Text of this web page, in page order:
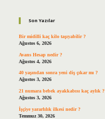
Son Yazılar
Bir midilli kaç kilo taşıyabilir ?
Ağustos 6, 2026
Avans Hesap nedir ?
Ağustos 4, 2026
40 yaşından sonra yeni diş çıkar mı ?
Ağustos 3, 2026
21 numara bebek ayakkabısı kaç aylık ?
Ağustos 3, 2026
İşçiye yararlılık ilkesi nedir ?
Temmuz 30, 2026